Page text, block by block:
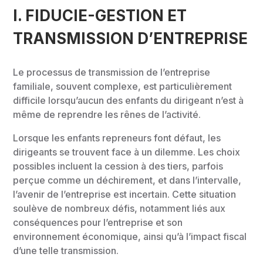
I. FIDUCIE-GESTION ET
TRANSMISSION D’ENTREPRISE
Le processus de transmission de l’entreprise
familiale, souvent complexe, est particulièrement
difficile lorsqu’aucun des enfants du dirigeant n’est à
même de reprendre les rênes de l’activité.
Lorsque les enfants repreneurs font défaut, les
dirigeants se trouvent face à un dilemme. Les choix
possibles incluent la cession à des tiers, parfois
perçue comme un déchirement, et dans l’intervalle,
l’avenir de l’entreprise est incertain. Cette situation
soulève de nombreux défis, notamment liés aux
conséquences pour l’entreprise et son
environnement économique, ainsi qu’à l’impact fiscal
d’une telle transmission.